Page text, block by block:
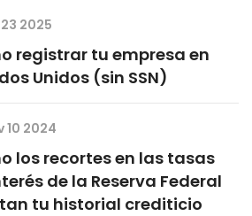
2025
registrar tu empresa en
Unidos (sin SSN)
10 2024
los recortes en las tasas
de la Reserva Federal
tu historial crediticio